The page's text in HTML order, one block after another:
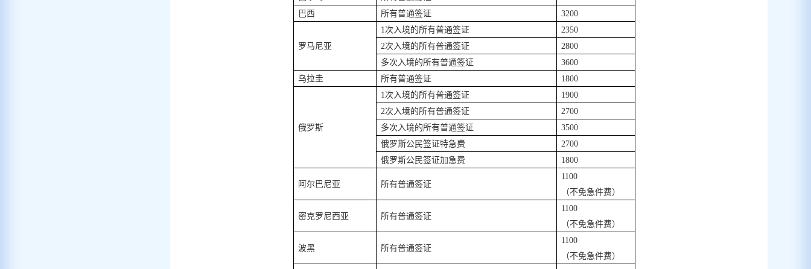
巴西
所有普通签证 3200
罗马尼亚
1次入境的所有普通签证 2350
2次入境的所有普通签证
2800
多次入境的所有普通签证
3600
乌拉圭
所有普通签证 1800
俄罗斯
1次入境的所有普通签证 1900
2次入境的所有普通签证
2700
多次入境的所有普通签证
3500
俄罗斯公民签证特急费
2700
俄罗斯公民签证加急费
1800
阿尔巴尼亚 所有普通签证
1100
（不免急件费）
密克罗尼西亚 所有普通签证
1100
（不免急件费）
波黑 所有普通签证
1100
（不免急件费）